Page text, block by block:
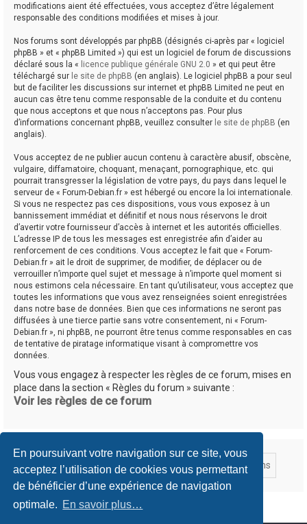
En poursuivant votre navigation sur ce site, vous
acceptez l’utilisation de cookies vous permettant
de bénéficier d’une expérience de navigation
optimale. En savoir plus…
modifications aient été effectuées, vous acceptez d’être légalement
responsable des conditions modifiées et mises à jour.
Nos forums sont développés par phpBB (désignés ci-après par « logiciel
phpBB » et « phpBB Limited ») qui est un logiciel de forum de discussions
déclaré sous la « licence publique générale GNU 2.0 » et qui peut être
téléchargé sur le site de phpBB (en anglais). Le logiciel phpBB a pour seul
but de faciliter les discussions sur internet et phpBB Limited ne peut en
aucun cas être tenu comme responsable de la conduite et du contenu
que nous acceptons et que nous n’acceptons pas. Pour plus
d’informations concernant phpBB, veuillez consulter le site de phpBB (en
anglais).
Vous acceptez de ne publier aucun contenu à caractère abusif, obscène,
vulgaire, diffamatoire, choquant, menaçant, pornographique, etc. qui
pourrait transgresser la législation de votre pays, du pays dans lequel le
serveur de « Forum-Debian.fr » est hébergé ou encore la loi internationale.
Si vous ne respectez pas ces dispositions, vous vous exposez à un
bannissement immédiat et définitif et nous nous réservons le droit
d’avertir votre fournisseur d’accès à internet et les autorités officielles.
L’adresse IP de tous les messages est enregistrée afin d’aider au
renforcement de ces conditions. Vous acceptez le fait que « Forum-
Debian.fr » ait le droit de supprimer, de modifier, de déplacer ou de
verrouiller n’importe quel sujet et message à n’importe quel moment si
nous estimons cela nécessaire. En tant qu’utilisateur, vous acceptez que
toutes les informations que vous avez renseignées soient enregistrées
dans notre base de données. Bien que ces informations ne seront pas
diffusées à une tierce partie sans votre consentement, ni « Forum-
Debian.fr », ni phpBB, ne pourront être tenus comme responsables en cas
de tentative de piratage informatique visant à compromettre vos
données.
Vous vous engagez à respecter les règles de ce forum, mises en
place dans la section « Règles du forum » suivante :
Voir les règles de ce forum